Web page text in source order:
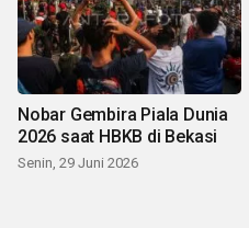
Nobar Gembira Piala Dunia
2026 saat HBKB di Bekasi
Senin, 29 Juni 2026